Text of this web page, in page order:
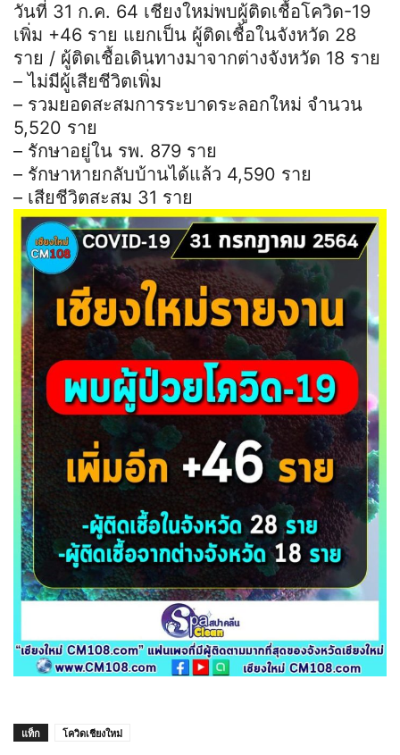
วันที่ 31 ก.ค. 64 เชียงใหม่พบผู้ติดเชื้อโควิด-19
เพิ่ม +46 ราย แยกเป็น ผู้ติดเชื้อในจังหวัด 28
ราย / ผู้ติดเชื้อเดินทางมาจากต่างจังหวัด 18 ราย
– ไม่มีผู้เสียชีวิตเพิ่ม
– รวมยอดสะสมการระบาดระลอกใหม่ จำนวน
5,520 ราย
– รักษาอยู่ใน รพ. 879 ราย
– รักษาหายกลับบ้านได้แล้ว 4,590 ราย
– เสียชีวิตสะสม 31 ราย
แท็ก โควิดเชียงใหม่